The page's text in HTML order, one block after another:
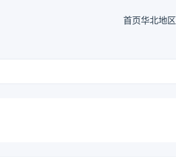
首页华北地区